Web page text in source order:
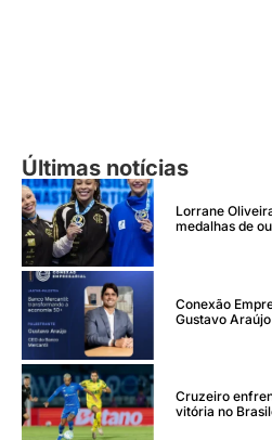
Últimas notícias
Lorrane
medalhas de
Conexão
Gustavo
Cruzeiro
vitória no